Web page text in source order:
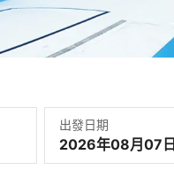
出發日期
2026年08月07日